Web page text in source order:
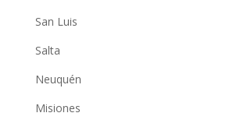
San Luis
Salta
Neuquén
Misiones